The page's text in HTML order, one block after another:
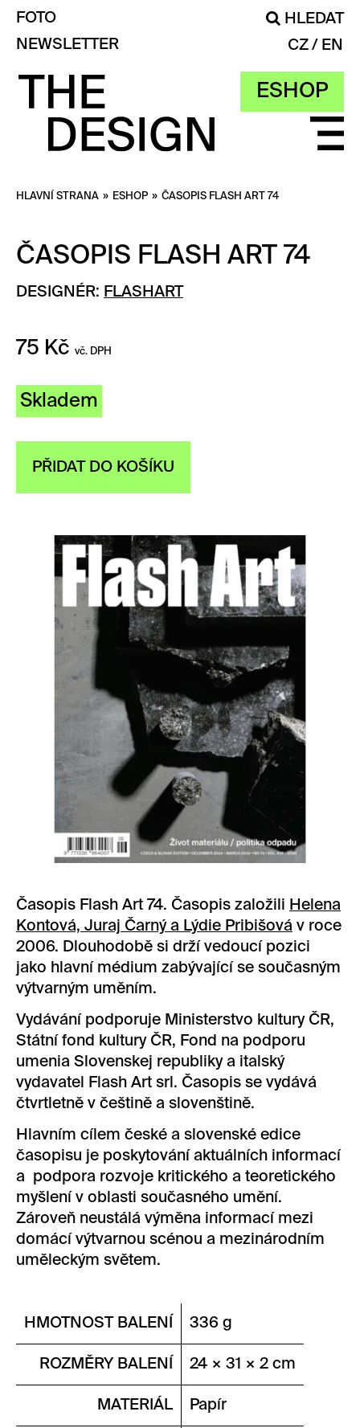
ESHOP
FOTO
HLEDAT
NEWSLETTER
CZ EN
HLAVNÍ STRANA » ESHOP » ČASOPIS FLASH ART 74
ČASOPIS FLASH ART 74
DESIGNÉR: FLASHART
75 Kč vč. DPH
Skladem
PŘIDAT DO KOŠÍKU
Časopis Flash Art 74. Časopis založili Helena
Kontová, Juraj Čarný a Lýdie Pribišová v roce
2006. Dlouhodobě si drží vedoucí pozici
jako hlavní médium zabývající se současným
výtvarným uměním.
Vydávání podporuje Ministerstvo kultury ČR,
Státní fond kultury ČR, Fond na podporu
umenia Slovenskej republiky a italský
vydavatel Flash Art srl. Časopis se vydává
čtvrtletně v češtině a slovenštině.
Hlavním cílem české a slovenské edice
časopisu je poskytování aktuálních informací
a podpora rozvoje kritického a teoretického
myšlení v oblasti současného umění.
Zároveň neustálá výměna informací mezi
domácí výtvarnou scénou a mezinárodním
uměleckým světem.
HMOTNOST BALENÍ 336 g
ROZMĚRY BALENÍ 24 × 31 × 2 cm
MATERIÁL Papír